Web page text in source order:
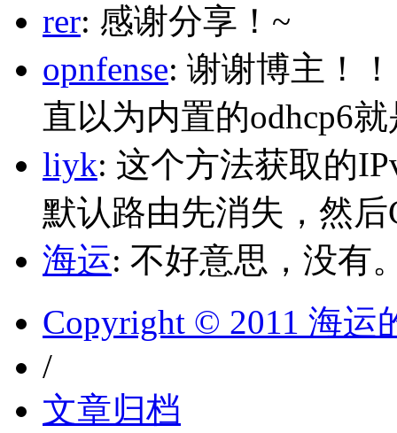
rer: 感谢分享！~
opnfense: 谢谢博主！
直以为内置的odhcp6
liyk: 这个方法获取的
默认路由先消失，然
海运: 不好意思，没有
Copyright © 2011 海运
/
文章归档